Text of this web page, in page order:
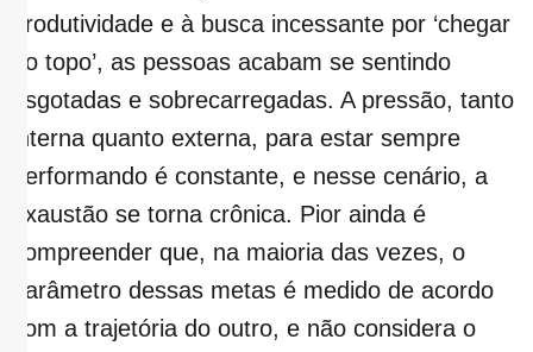
produtividade e à busca incessante por ‘chegar
ao topo’, as pessoas acabam se sentindo
esgotadas e sobrecarregadas. A pressão, tanto
interna quanto externa, para estar sempre
performando é constante, e nesse cenário, a
exaustão se torna crônica. Pior ainda é
compreender que, na maioria das vezes, o
parâmetro dessas metas é medido de acordo
com a trajetória do outro, e não considera o